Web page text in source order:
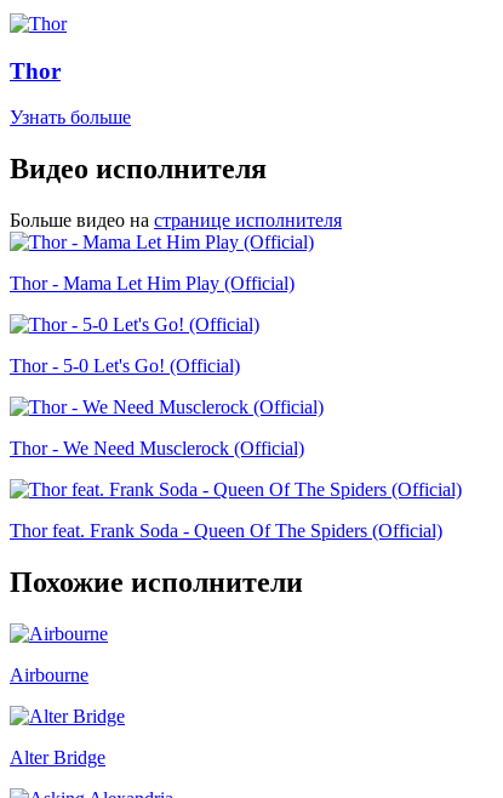
Thor
Узнать больше
Видео исполнителя
Больше видео на странице исполнителя
Thor - Mama Let Him Play (Official)
Thor - 5-0 Let's Go! (Official)
Thor - We Need Musclerock (Official)
Thor feat. Frank Soda - Queen Of The Spiders (Official)
Похожие исполнители
Airbourne
Alter Bridge